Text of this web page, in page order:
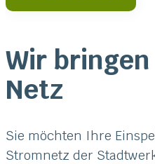
Wir
Netz
Sie möchten Ihre
Stromnetz der